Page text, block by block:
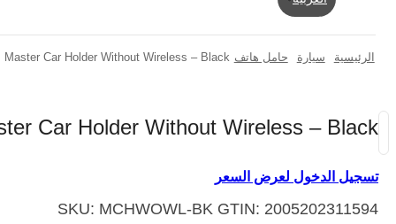
الرئيسية سيارة حامل هاتف Master Car Holder Without Wireless – Black
Car Holder Without Wireless – Black
تسجيل الدخول لعرض السعر
SKU: MCHWOWL-BK GTIN: 2005202311594